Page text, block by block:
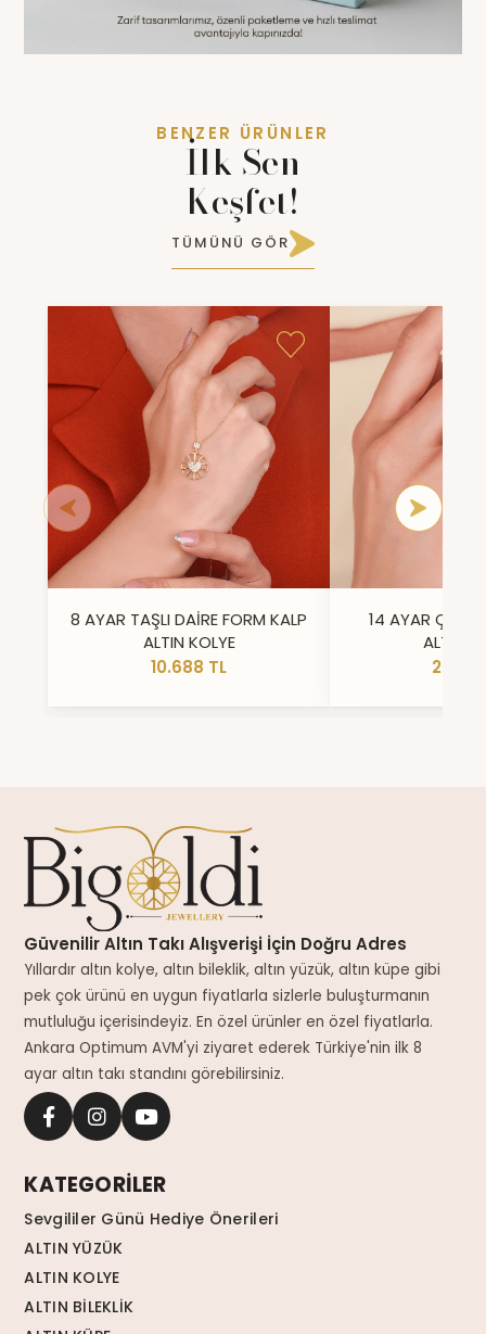
BENZER ÜRÜNLER
İlk Sen
Keşfet!
TÜMÜNÜ GÖR
8 AYAR TAŞLI DAİRE FORM KALP
ALTIN KOLYE
10.688 TL
14 AYAR ÇİFT
ALTIN
Güvenilir Altın Takı Alışverişi İçin Doğru Adres
Yıllardır altın kolye, altın bileklik, altın yüzük, altın küpe gibi
pek çok ürünü en uygun fiyatlarla sizlerle buluşturmanın
mutluluğu içerisindeyiz. En özel ürünler en özel fiyatlarla.
Ankara Optimum AVM'yi ziyaret ederek Türkiye'nin ilk 8
ayar altın takı standını görebilirsiniz.
KATEGORİLER
Sevgililer Günü Hediye Önerileri
ALTIN YÜZÜK
ALTIN KOLYE
ALTIN BİLEKLİK